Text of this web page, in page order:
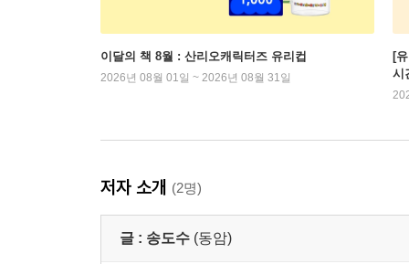
이달의 책 8월 : 산리오캐릭터즈 유리컵
2026년 08월 01일 ~ 2026년 08월 31일
[
시
저자 소개 (2명)
글 : 송도수 (동암)